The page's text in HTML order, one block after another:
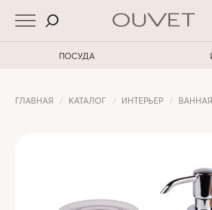
ПОСУДА
ГЛАВНАЯ КАТАЛОГ ИНТЕРЬЕР